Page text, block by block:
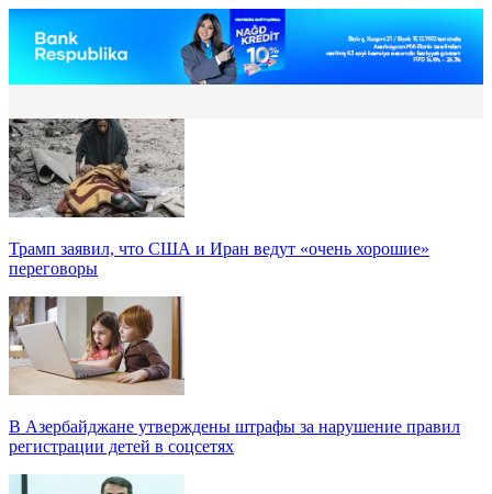
Трамп заявил, что США и Иран ведут «очень хорошие»
переговоры
В Азербайджане утверждены штрафы за нарушение правил
регистрации детей в соцсетях